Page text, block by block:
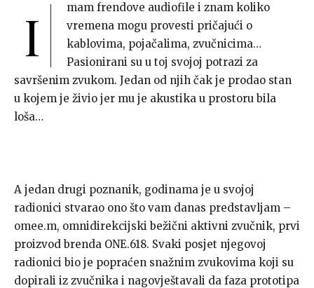
I
mam frendove audiofile i znam koliko
vremena mogu provesti pričajući o
kablovima, pojačalima, zvučnicima…
Pasionirani su u toj svojoj potrazi za
savršenim zvukom. Jedan od njih čak je prodao stan
u kojem je živio jer mu je akustika u prostoru bila
loša…
A jedan drugi poznanik, godinama je u svojoj
radionici stvarao ono što vam danas predstavljam –
omee.m, omnidirekcijski bežični aktivni zvučnik, prvi
proizvod brenda ONE.618. Svaki posjet njegovoj
radionici bio je popraćen snažnim zvukovima koji su
dopirali iz zvučnika i nagovještavali da faza prototipa